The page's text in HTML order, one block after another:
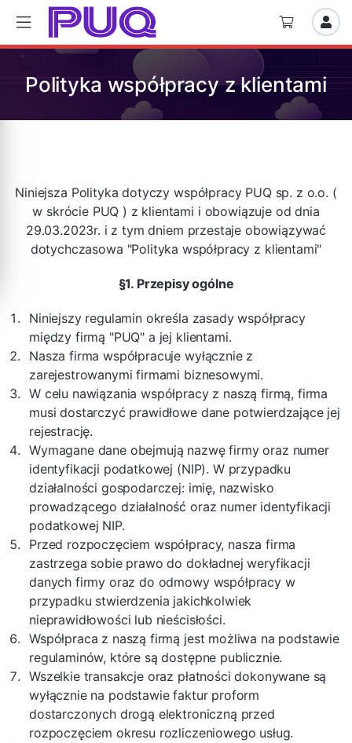
Polityka współpracy z klientami
Niniejsza Polityka dotyczy współpracy PUQ sp. z o.o. (
w skrócie PUQ ) z klientami i obowiązuje od dnia
29.03.2023r. i z tym dniem przestaje obowiązywać
dotychczasowa "Polityka współpracy z klientami"
§1. Przepisy ogólne
Niniejszy regulamin określa zasady współpracy
między firmą "PUQ" a jej klientami.
Nasza firma współpracuje wyłącznie z
zarejestrowanymi firmami biznesowymi.
W celu nawiązania współpracy z naszą firmą, firma
musi dostarczyć prawidłowe dane potwierdzające jej
rejestrację.
Wymagane dane obejmują nazwę firmy oraz numer
identyfikacji podatkowej (NIP). W przypadku
działalności gospodarczej: imię, nazwisko
prowadzącego działalność oraz numer identyfikacji
podatkowej NIP.
Przed rozpoczęciem współpracy, nasza firma
zastrzega sobie prawo do dokładnej weryfikacji
danych firmy oraz do odmowy współpracy w
przypadku stwierdzenia jakichkolwiek
nieprawidłowości lub nieścisłości.
Współpraca z naszą firmą jest możliwa na podstawie
regulaminów, które są dostępne publicznie.
Wszelkie transakcje oraz płatności dokonywane są
wyłącznie na podstawie faktur proform
dostarczonych drogą elektroniczną przed
rozpoczęciem okresu rozliczeniowego usług.